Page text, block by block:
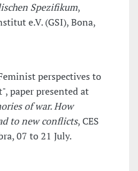
Spezifikum,
e.V. (GSI), Bona,
perspectives to
paper presented at
of war. How
to new conflicts, CES
07 to 21 July.